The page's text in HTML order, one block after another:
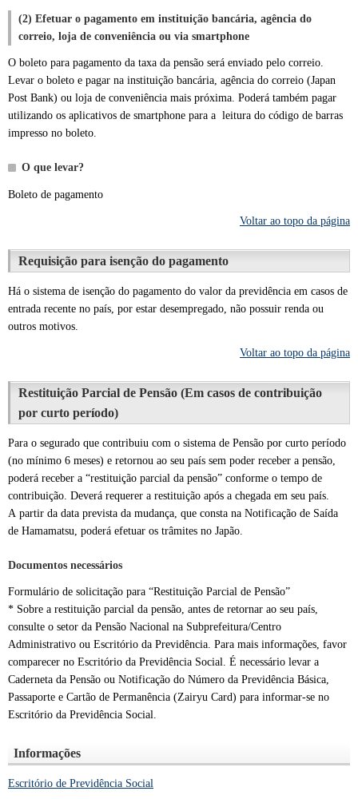
(2) Efetuar o pagamento em instituição bancária, agência do
correio, loja de conveniência ou via smartphone
O boleto para pagamento da taxa da pensão será enviado pelo correio.
Levar o boleto e pagar na instituição bancária, agência do correio (Japan
Post Bank) ou loja de conveniência mais próxima. Poderá também pagar
utilizando os aplicativos de smartphone para a leitura do código de barras
impresso no boleto.
O que levar?
Boleto de pagamento
Voltar ao topo da página
Requisição para isenção do pagamento
Há o sistema de isenção do pagamento do valor da previdência em casos de
entrada recente no país, por estar desempregado, não possuir renda ou
outros motivos.
Voltar ao topo da página
Restituição Parcial de Pensão (Em casos de contribuição
por curto período)
Para o segurado que contribuiu com o sistema de Pensão por curto período
(no mínimo 6 meses) e retornou ao seu país sem poder receber a pensão,
poderá receber a “restituição parcial da pensão” conforme o tempo de
contribuição. Deverá requerer a restituição após a chegada em seu país.
A partir da data prevista da mudança, que consta na Notificação de Saída
de Hamamatsu, poderá efetuar os trâmites no Japão.
Documentos necessários
Formulário de solicitação para “Restituição Parcial de Pensão”
* Sobre a restituição parcial da pensão, antes de retornar ao seu país,
consulte o setor da Pensão Nacional na Subprefeitura/Centro
Administrativo ou Escritório da Previdência. Para mais informações, favor
comparecer no Escritório da Previdência Social. É necessário levar a
Caderneta da Pensão ou Notificação do Número da Previdência Básica,
Passaporte e Cartão de Permanência (Zairyu Card) para informar-se no
Escritório da Previdência Social.
Informações
Escritório de Previdência Social